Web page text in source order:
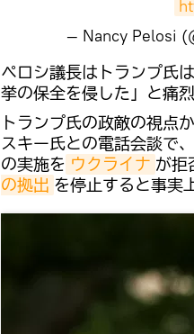
— Nancy Pelosi
ペロシ議長はトランプ氏
挙の保全を侵した」と痛烈
トランプ氏の政敵の視点
スキー氏との電話会談で
の実施を ウクライナ が拒
の拠出 を停止すると事実